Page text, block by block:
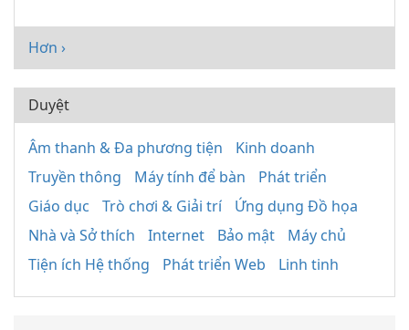
Hơn ›
Duyệt
Âm thanh & Đa phương tiện
Kinh doanh
Truyền thông
Máy tính để bàn
Phát triển
Giáo dục
Trò chơi & Giải trí
Ứng dụng Đồ họa
Nhà và Sở thích
Internet Bảo mật
Máy chủ
Tiện ích Hệ thống
Phát triển Web Linh tinh